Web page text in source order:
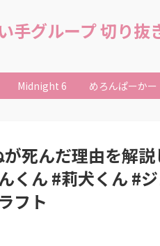
手グループ 切り抜
Midnight 6 めろんぱーかー
死んだ理由を解
くん #莉犬くん #
フト